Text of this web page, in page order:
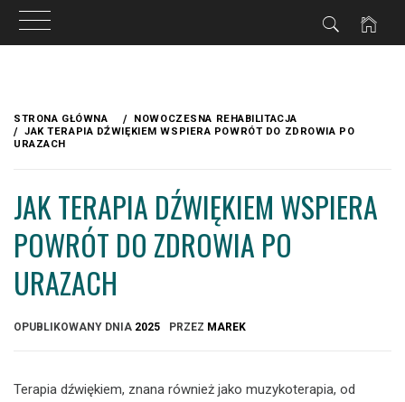
treści
STRONA GŁÓWNA
NOWOCZESNA REHABILITACJA
JAK TERAPIA DŹWIĘKIEM WSPIERA POWRÓT DO ZDROWIA PO
URAZACH
JAK TERAPIA DŹWIĘKIEM WSPIERA
POWRÓT DO ZDROWIA PO
URAZACH
OPUBLIKOWANY DNIA 2025 PRZEZ MAREK
Terapia dźwiękiem, znana również jako muzykoterapia, od